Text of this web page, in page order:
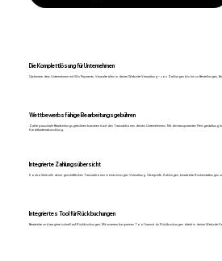
Die Komplettlösung für Unternehmen
Optimiere dein Unternehmen mit Wix Payments. Verwalte alles in deiner Website-Verwaltung – von Zahlungen bis hin zu Bestellungen,
Wettbewerbsfähige Bearbeitungsgebühren
Zahle pauschale Bearbeitungsgebühren basierend auf den Transaktionen deines Unternehmens. Mit der transparenten Preisgestaltung
Kreditkartenabwicklung.
Integrierte Zahlungsübersicht
Kontrolliere alle deine geschäftlichen Transaktionen in einer einzigen Verwaltung. Überprüfe Zahlungen, bearbeite Rückerstattungen
Integriertes Tool für Rückbuchungen
Bearbeite und reagiere schnell auf Rückbuchungen. Mit unserem bequemen Tool kannst du Rückbuchungen direkt in deiner Website-